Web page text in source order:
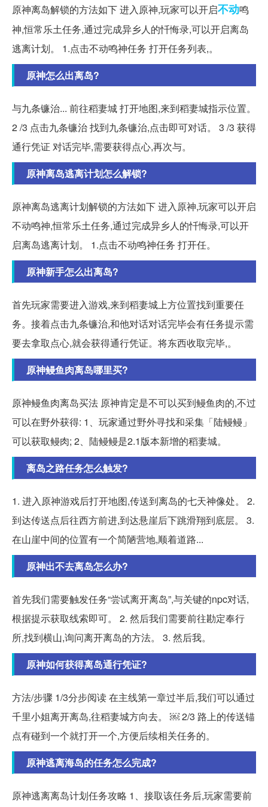
原神离岛解锁的方法如下 进入原神,玩家可以开启不动鸣
神,恒常乐土任务,通过完成异乡人的忏悔录,可以开启离岛
逃离计划。 1.点击不动鸣神任务 打开任务列表,。
原神怎么出离岛?
与九条镰治... 前往稻妻城 打开地图,来到稻妻城指示位置。
2 /3 点击九条镰治 找到九条镰治,点击即可对话。 3 /3 获得
通行凭证 对话完毕,需要获得点心,再次与。
原神离岛逃离计划怎么解锁?
原神离岛逃离计划解锁的方法如下 进入原神,玩家可以开启
不动鸣神,恒常乐土任务,通过完成异乡人的忏悔录,可以开
启离岛逃离计划。 1.点击不动鸣神任务 打开任。
原神新手怎么出离岛?
首先玩家需要进入游戏,来到稻妻城上方位置找到重要任
务。接着点击九条镰治,和他对话对话完毕会有任务提示需
要去拿取点心,就会获得通行凭证。将东西收取完毕,。
原神鳗鱼肉离岛哪里买?
原神鳗鱼肉离岛买法 原神肯定是不可以买到鳗鱼肉的,不过
可以在野外获得: 1、玩家通过野外寻找和采集「陆鳗鳗」
可以获取鳗肉; 2、陆鳗鳗是2.1版本新增的稻妻城。
离岛之路任务怎么触发?
1. 进入原神游戏后打开地图,传送到离岛的七天神像处。 2.
到达传送点后往西方前进,到达悬崖后下跳滑翔到底层。 3.
在山崖中间的位置有一个简陋营地,顺着道路...
原神出不去离岛怎么办?
首先我们需要触发任务“尝试离开离岛”,与关键的npc对话,
根据提示获取线索即可。 2. 然后我们需要前往勘定奉行
所,找到横山,询问离开离岛的方法。 3. 然后我。
原神如何获得离岛通行凭证?
方法/步骤 1/3分步阅读 在主线第一章过半后,我们可以通过
千里小姐离开离岛,往稻妻城方向去。 ￼ 2/3 路上的传送锚
点有碰到一个就打开一个,方便后续相关任务的。
原神逃离海岛的任务怎么完成?
原神逃离离岛计划任务攻略 1、接取该任务后,玩家需要前